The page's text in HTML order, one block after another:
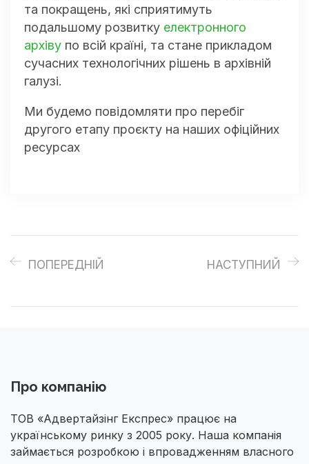
та покращень, які сприятимуть
подальшому розвитку електронного
архіву по всій країні, та стане прикладом
сучасних технологічних рішень в архівній
галузі.
Ми будемо повідомляти про перебіг
другого етапу проєкту на наших офіційних
ресурсах
ПОПЕРЕДНІЙ НАСТУПНИЙ
Про компанію
ТОВ «Адвертайзінг Експрес» працює на
українському ринку з 2005 року. Наша компанія
займається розробкою і впровадженням власного